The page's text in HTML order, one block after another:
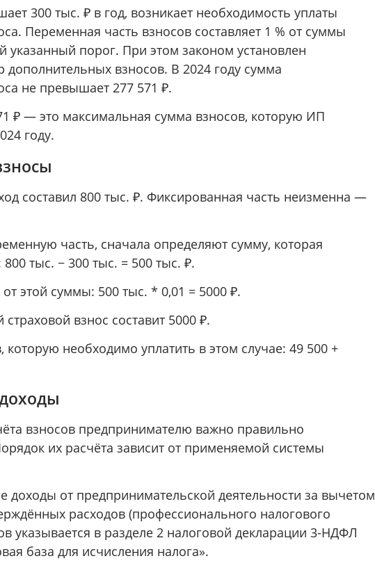
300 тыс. ₽ в год, возникает необходимость уплаты
Переменная часть взносов составляет 1 % от суммы
порог. При этом законом установлен
взносов. В 2024 году сумма
не превышает 277 571 ₽.
₽ — это максимальная сумма взносов, которую ИП
году.
составил 800 тыс. ₽. Фиксированная часть неизменна —
часть, сначала определяют сумму, которая
тыс. − 300 тыс. = 500 тыс. ₽.
этой суммы: 500 тыс. * 0,01 = 5000 ₽.
взнос составит 5000 ₽.
необходимо уплатить в этом случае: 49 500 +
взносов предпринимателю важно правильно
их расчёта зависит от применяемой системы
доходы от предпринимательской деятельности за вычетом
расходов (профессионального налогового
указывается в разделе 2 налоговой декларации 3-НДФЛ
база для исчисления налога».